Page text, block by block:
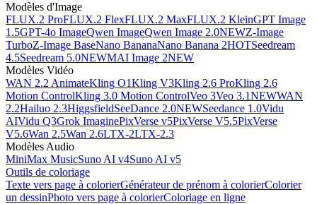
Modèles d'Image
FLUX.2 ProFLUX.2 FlexFLUX.2 MaxFLUX.2 KleinGPT Image
1.5GPT-4o ImageQwen ImageQwen Image 2.0NEWZ-Image
TurboZ-Image BaseNano BananaNano Banana 2HOTSeedream
4.5Seedream 5.0NEWMAI Image 2NEW
Modèles Vidéo
WAN 2.2 AnimateKling O1Kling V3Kling 2.6 ProKling 2.6
Motion ControlKling 3.0 Motion ControlVeo 3Veo 3.1NEWWAN
2.2Hailuo 2.3HiggsfieldSeeDance 2.0NEWSeedance 1.0Vidu
AIVidu Q3Grok ImaginePixVerse v5PixVerse V5.5PixVerse
V5.6Wan 2.5Wan 2.6LTX-2LTX-2.3
Modèles Audio
MiniMax MusicSuno AI v4Suno AI v5
Outils de coloriage
Texte vers page à colorierGénérateur de prénom à colorierColorier
un dessinPhoto vers page à colorierColoriage en ligne